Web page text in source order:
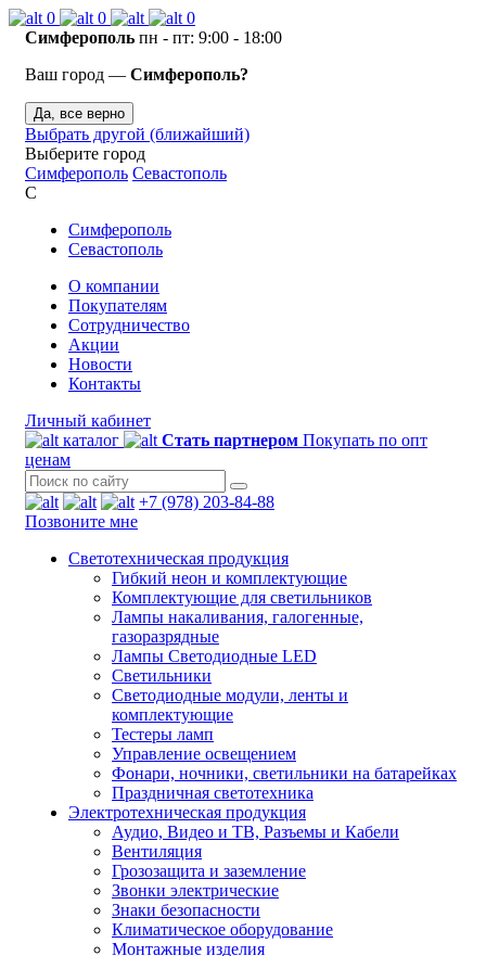
0 0
0
Симферополь пн - пт: 9:00 - 18:00
Ваш город — Симферополь?
Да, все верно
Выбрать другой (ближайший)
Выберите город
Симферополь Севастополь
С
Симферополь
Севастополь
О компании
Покупателям
Сотрудничество
Акции
Новости
Контакты
Личный кабинет
каталог
Стать партнером Покупать по опт
ценам
+7 (978) 203-84-88
Позвоните мне
Светотехническая продукция
Гибкий неон и комплектующие
Комплектующие для светильников
Лампы накаливания, галогенные,
газоразрядные
Лампы Светодиодные LED
Светильники
Светодиодные модули, ленты и
комплектующие
Тестеры ламп
Управление освещением
Фонари, ночники, светильники на батарейках
Праздничная светотехника
Электротехническая продукция
Аудио, Видео и ТВ, Разъемы и Кабели
Вентиляция
Грозозащита и заземление
Звонки электрические
Знаки безопасности
Климатическое оборудование
Монтажные изделия